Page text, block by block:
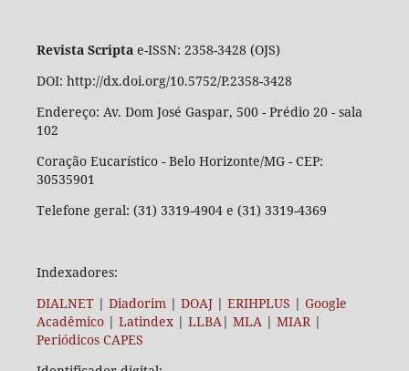
Revista Scriptae-ISSN: 2358-3428 (OJS)
DOI: http://dx.doi.org/10.5752/P.2358-3428
Endereço: Av. Dom José Gaspar, 500 - Prédio 20 - sala
102
Coração Eucarístico - Belo Horizonte/MG - CEP:
30535901
Telefone geral: (31) 3319-4904 e (31) 3319-4369
Indexadores:
DIALNET| Diadorim| DOAJ| ERIHPLUS | Google
Acadêmico| Latindex| LLBA| MLA| MIAR|
Periódicos CAPES